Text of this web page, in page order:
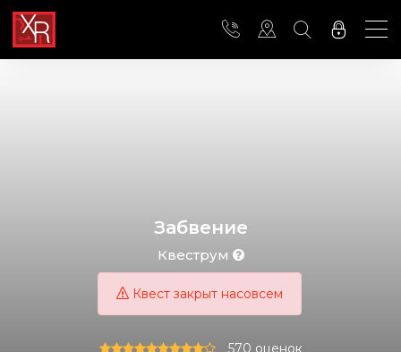
Забвение
Квеструм
Квест закрыт насовсем
570 оценок